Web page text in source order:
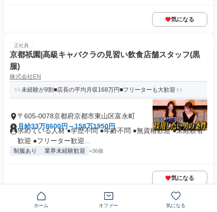
気になる
正社員
京都祇園|高級キャバクラの見習い飲食店舗スタッフ(黒
服)
株式会社EN
未経験が9割■店長の平均月収168万円■フリーターも大歓迎
〒605-0078京都府京都市東山区富永町
月給33万8600円～158万1950円
求めている人材 ●学歴不問 ●年齢不問 ●無資格歓迎 ●未経験者
歓迎 ●フリーター歓迎...
制服あり 業界未経験歓迎 +36個
気になる
ホーム オファー 気になる